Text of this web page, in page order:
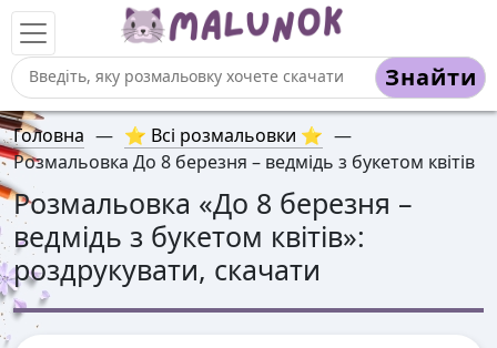
Знайти
Головна — ⭐ Всі розмальовки ⭐ —
Розмальовка До 8 березня – ведмідь з букетом квітів
Розмальовка «До 8 березня –
ведмідь з букетом квітів»:
роздрукувати, скачати